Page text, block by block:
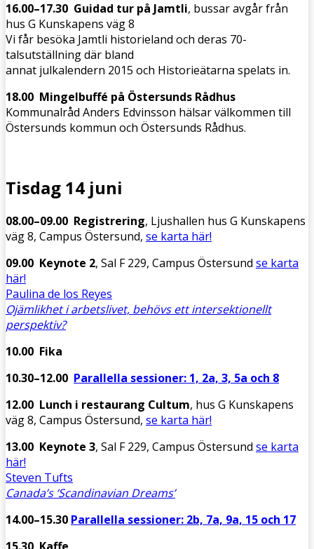
16.00–17.30 Guidad tur på Jamtli, bussar avgår från
hus G Kunskapens väg 8
Vi får besöka Jamtli historieland och deras 70-
talsutställning där bland
annat julkalendern 2015 och Historieätarna spelats in.
18.00 Mingelbuffé på Östersunds Rådhus
Kommunalråd Anders Edvinsson hälsar välkommen till
Östersunds kommun och Östersunds Rådhus.
Tisdag 14 juni
08.00–09.00 Registrering, Ljushallen hus G Kunskapens
väg 8, Campus Östersund, se karta här!
09.00 Keynote 2, Sal F 229, Campus Östersund se karta
här!
Paulina de los Reyes
Ojämlikhet i arbetslivet, behövs ett intersektionellt
perspektiv?
10.00 Fika
10.30–12.00 Parallella sessioner: 1, 2a, 3, 5a och 8
12.00 Lunch i restaurang Cultum, hus G Kunskapens
väg 8, Campus Östersund, se karta här!
13.00 Keynote 3, Sal F 229, Campus Östersund se karta
här!
Steven Tufts
Canada’s ‘Scandinavian Dreams’
14.00–15.30 Parallella sessioner: 2b, 7a, 9a, 15 och 17